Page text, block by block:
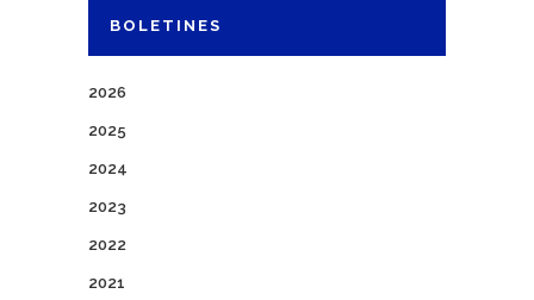
BOLETINES
2026
2025
2024
2023
2022
2021